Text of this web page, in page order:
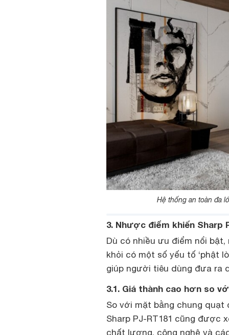
Hệ thống an toàn đa
3. Nhược điểm khiến Sharp
Dù có nhiều ưu điểm nổi
khỏi có một số yếu tố ‘phật
giúp người tiêu dùng đưa ra
3.1. Giá thành cao hơn so
So với mặt bằng chung
Sharp PJ-RT181 cũng được
chất lượng, công nghệ và